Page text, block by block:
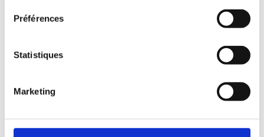
Préférences
Statistiques
Marketing